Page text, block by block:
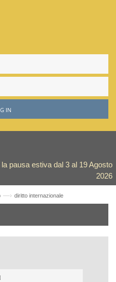
IN
pausa estiva dal 3 al 19 Agosto
2026
—› diritto internazionale